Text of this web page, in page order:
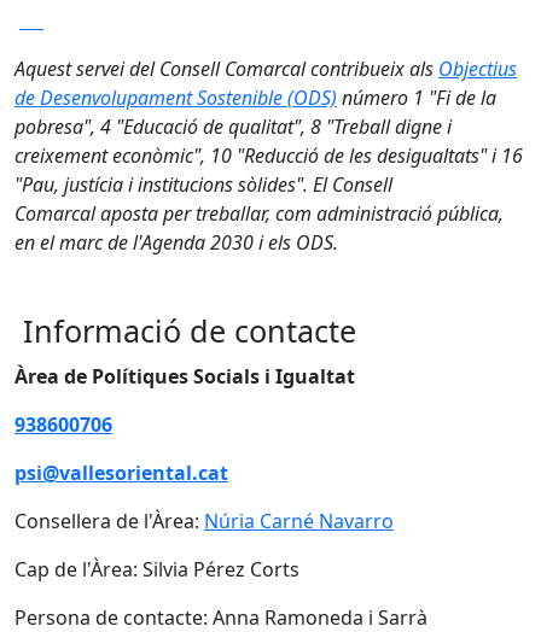
Aquest servei del Consell Comarcal contribueix als Objectius
de Desenvolupament Sostenible (ODS) número 1 "Fi de la
pobresa", 4 "Educació de qualitat", 8 "Treball digne i
creixement econòmic", 10 "Reducció de les desigualtats" i 16
"Pau, justícia i institucions sòlides". El Consell
Comarcal aposta per treballar, com administració pública,
en el marc de l'Agenda 2030 i els ODS.
Informació de contacte
Àrea de Polítiques Socials i Igualtat
938600706
psi@vallesoriental.cat
Consellera de l'Àrea: Núria Carné Navarro
Cap de l'Àrea: Silvia Pérez Corts
Persona de contacte: Anna Ramoneda i Sarrà